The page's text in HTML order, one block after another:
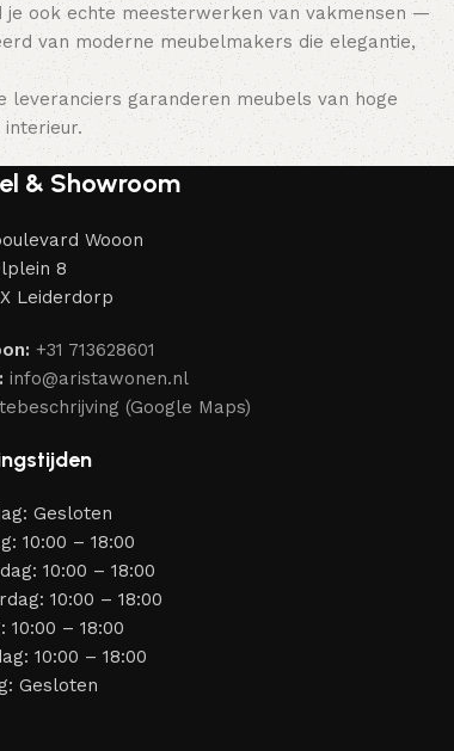
ook echte meesterwerken van vakmensen —
van moderne meubelmakers die elegantie,
garanderen meubels van hoge
& Showroom
Wooon
8
Leiderdorp
+31 713628601
info@aristawonen.nl
(Google Maps)
Gesloten
10:00 – 18:00
10:00 – 18:00
10:00 – 18:00
10:00 – 18:00
10:00 – 18:00
Gesloten